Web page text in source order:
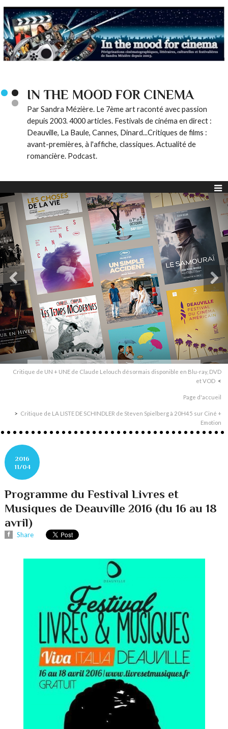
IN THE MOOD FOR CINEMA
Par Sandra Mézière. Le 7ème art raconté avec passion
depuis 2003. 4000 articles. Festivals de cinéma en direct :
Deauville, La Baule, Cannes, Dinard...Critiques de films :
avant-premières, à l'affiche, classiques. Actualité de
romancière. Podcast.
Critique de UN + UNE de Claude Lelouch désormais disponible en Blu-ray, DVD
et VOD
Page d'accueil
Critique de LA LISTE DE SCHINDLER de Steven Spielberg à 20H45 sur Ciné +
Emotion
2016
11/04
Programme du Festival Livres et
Musiques de Deauville 2016 (du 16 au 18
avril)
Share